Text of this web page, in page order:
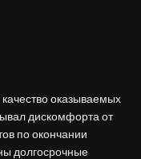
оказываемых
дискомфорта от
по окончании
долгосрочные